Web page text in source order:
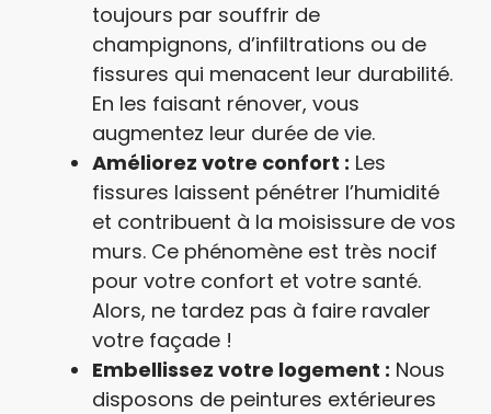
toujours par souffrir de
champignons, d’infiltrations ou de
fissures qui menacent leur durabilité.
En les faisant rénover, vous
augmentez leur durée de vie.
Améliorez votre confort : Les
fissures laissent pénétrer l’humidité
et contribuent à la moisissure de vos
murs. Ce phénomène est très nocif
pour votre confort et votre santé.
Alors, ne tardez pas à faire ravaler
votre façade !
Embellissez votre logement : Nous
disposons de peintures extérieures